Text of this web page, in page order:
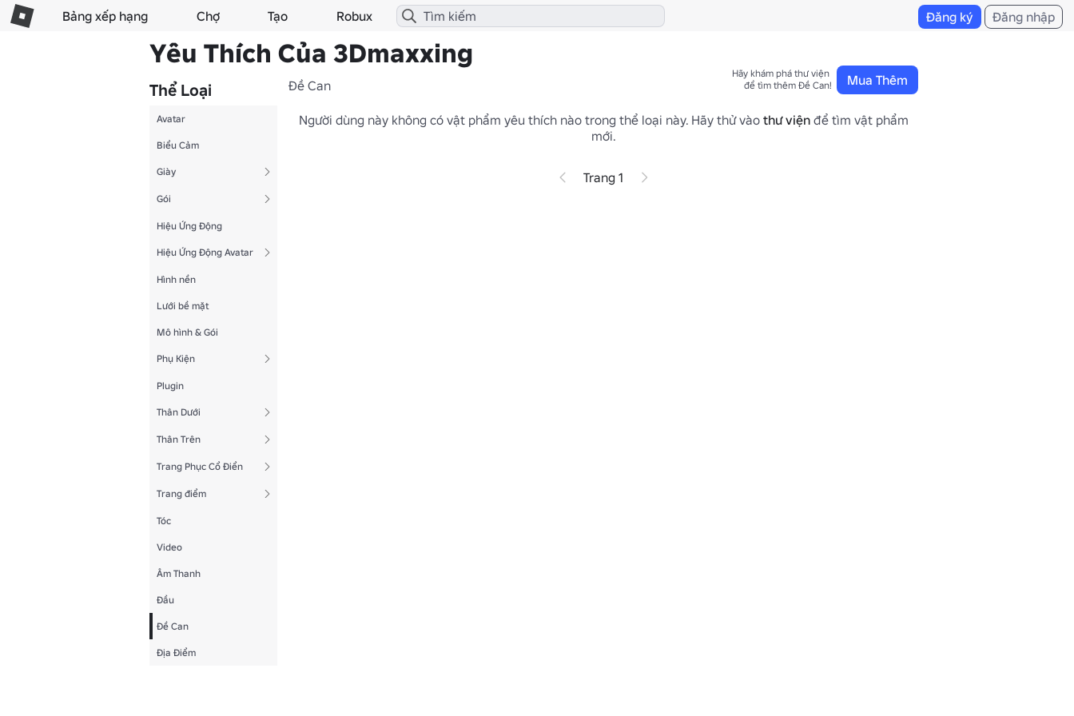
Bảng xếp hạng Chợ Tạo Robux Đăng ký Đăng nhập
Yêu Thích Của 3Dmaxxing
Thể Loại
Avatar
Biểu Cảm
Giày
Gói
Hiệu Ứng Động
Hiệu Ứng Động Avatar
Hình nền
Lưới bề mặt
Mô hình & Gói
Phụ Kiện
Plugin
Thân Dưới
Thân Trên
Trang Phục Cổ Điển
Trang điểm
Tóc
Video
Âm Thanh
Đầu
Đề Can
Địa Điểm
Đề Can Mua Thêm
Hãy khám phá thư viện
để tìm thêm Đề Can!
Người dùng này không có vật phẩm yêu thích nào trong thể loại này. Hãy thử vào thư việnđể tìm vật phẩm
mới.
Trang 1